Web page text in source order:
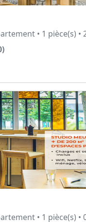
• 1 pièce(s) •
• 1 pièce(s) •